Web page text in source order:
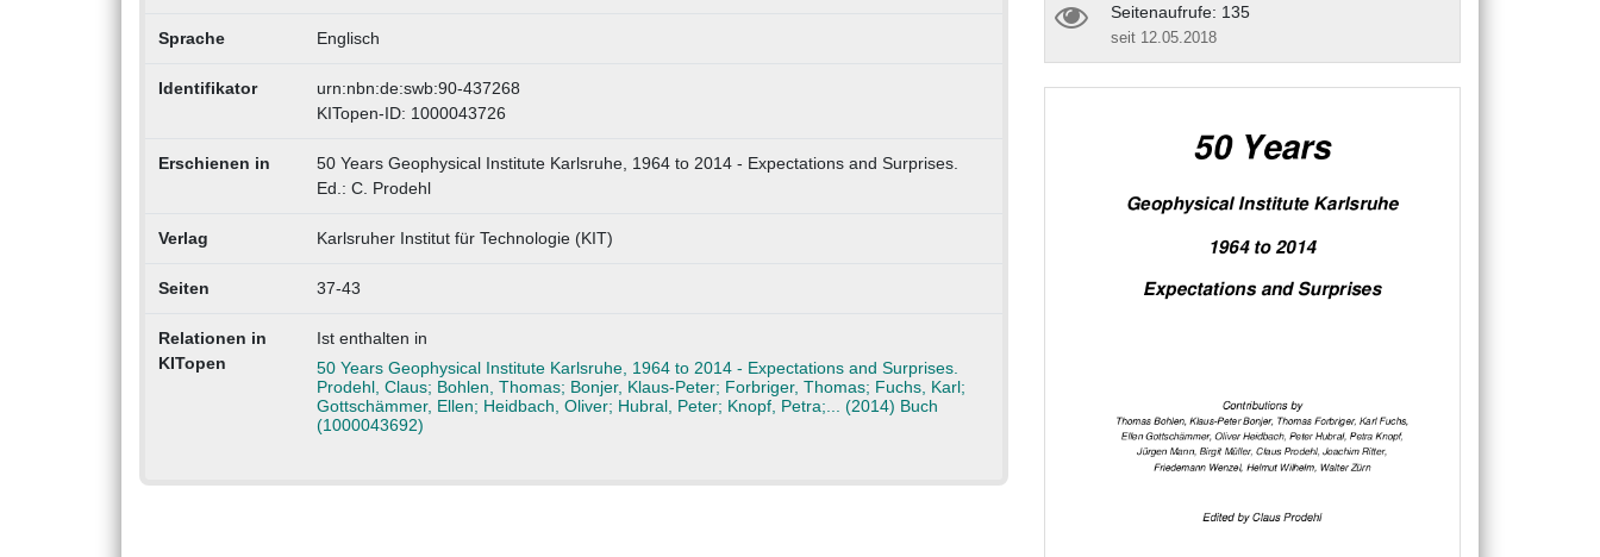
Sprache Englisch
Identifikator
urn:nbn:de:swb:90-437268
KITopen-ID: 1000043726
Erschienen in
50 Years Geophysical Institute Karlsruhe, 1964 to 2014 - Expectations and Surprises.
Ed.: C. Prodehl
Verlag Karlsruher Institut für Technologie (KIT)
Seiten 37-43
Relationen in
KITopen
Ist enthalten in
50 Years Geophysical Institute Karlsruhe, 1964 to 2014 - Expectations and Surprises.
Prodehl, Claus; Bohlen, Thomas; Bonjer, Klaus-Peter; Forbriger, Thomas; Fuchs, Karl;
Gottschämmer, Ellen; Heidbach, Oliver; Hubral, Peter; Knopf, Petra;... (2014) Buch
(1000043692)
Seitenaufrufe: 135
seit 12.05.2018